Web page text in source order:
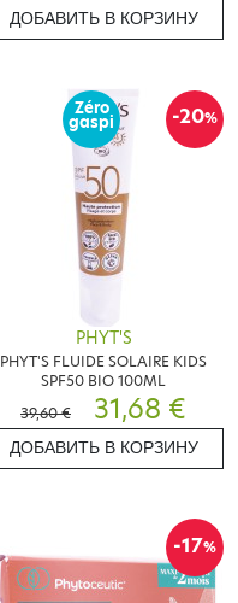
ДОБАВИТЬ В КОРЗИНУ
-20%
Zéro
gaspi
PHYT'S
PHYT'S FLUIDE SOLAIRE KIDS
SPF50 BIO 100ML
39,60 €
31,68 €
ДОБАВИТЬ В КОРЗИНУ
-17%